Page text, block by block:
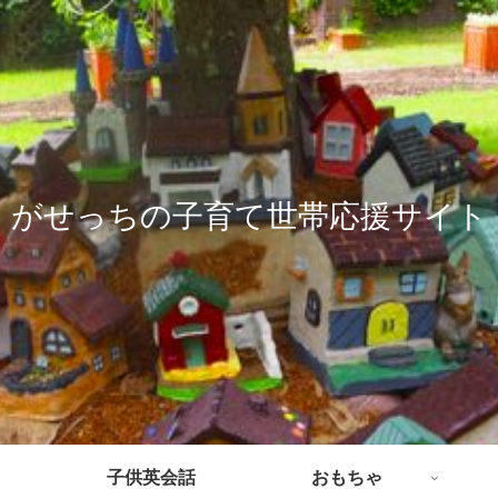
がせっちの子育て世帯応援サイト
子供英会話 おもちゃ